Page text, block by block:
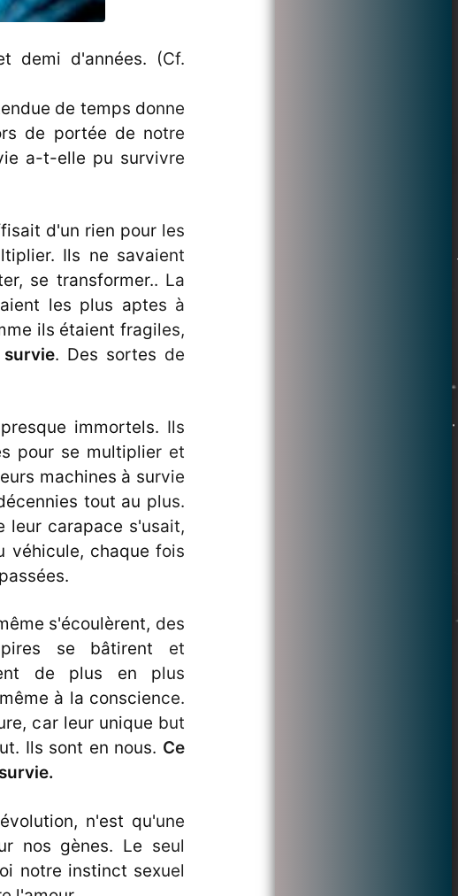
demi d'années. (Cf.
de temps donne
de portée de notre
a-t-elle pu survivre
d'un rien pour les
Ils ne savaient
se transformer.. La
les plus aptes à
ils étaient fragiles,
. Des sortes de
immortels. Ils
pour se multiplier et
machines à survie
tout au plus.
leur carapace s'usait,
véhicule, chaque fois
s'écoulèrent, des
se bâtirent et
de plus en plus
à la conscience.
car leur unique but
Ils sont en nous. Ce
n'est qu'une
nos gènes. Le seul
notre instinct sexuel